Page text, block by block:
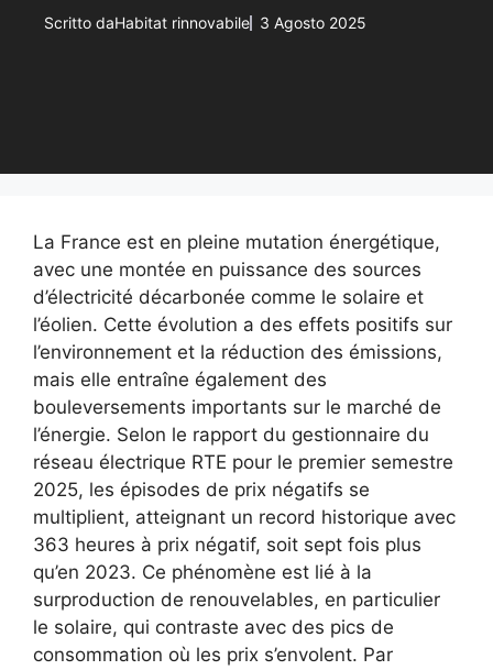
Scritto daHabitat rinnovabile 3 Agosto 2025
La France est en pleine mutation énergétique,
avec une montée en puissance des sources
d’électricité décarbonée comme le solaire et
l’éolien. Cette évolution a des effets positifs sur
l’environnement et la réduction des émissions,
mais elle entraîne également des
bouleversements importants sur le marché de
l’énergie. Selon le rapport du gestionnaire du
réseau électrique RTE pour le premier semestre
2025, les épisodes de prix négatifs se
multiplient, atteignant un record historique avec
363 heures à prix négatif, soit sept fois plus
qu’en 2023. Ce phénomène est lié à la
surproduction de renouvelables, en particulier
le solaire, qui contraste avec des pics de
consommation où les prix s’envolent. Par